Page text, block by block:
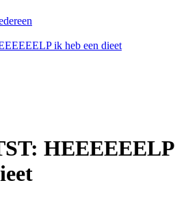
ik heb een dieet
HEEEEEELP